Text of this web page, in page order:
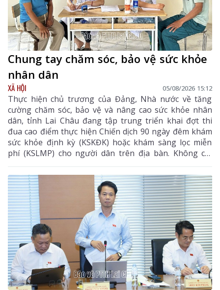
Chung tay chăm sóc, bảo vệ sức khỏe
nhân dân
XÃ HỘI 05/08/2026 15:12
Thực hiện chủ trương của Đảng, Nhà nước về tăng
cường chăm sóc, bảo vệ và nâng cao sức khỏe nhân
dân, tỉnh Lai Châu đang tập trung triển khai đợt thi
đua cao điểm thực hiện Chiến dịch 90 ngày đêm khám
sức khỏe định kỳ (KSKĐK) hoặc khám sàng lọc miễn
phí (KSLMP) cho người dân trên địa bàn. Không chỉ
góp phần phát hiện sớm bệnh tật, nâng cao chất
lượng chăm sóc sức khỏe (CSSK) ban đầu, chương
trình còn lan tỏa tinh thần trách nhiệm, y đức và sự
tận tâm của đội ngũ cán bộ y tế, hướng tới mục tiêu
mọi người dân đều được tiếp cận dịch vụ y tế công
bằng, chất lượng và nhân văn.